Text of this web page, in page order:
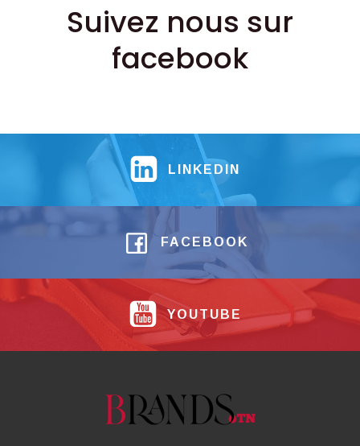
Suivez nous sur
facebook
LINKEDIN
FACEBOOK
YOUTUBE